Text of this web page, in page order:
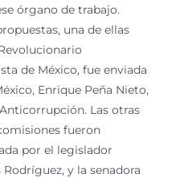
órgano de trabajo.
una de ellas
de México, fue enviada
Enrique Peña Nieto,
Las otras
fueron
por el legislador
y la senadora